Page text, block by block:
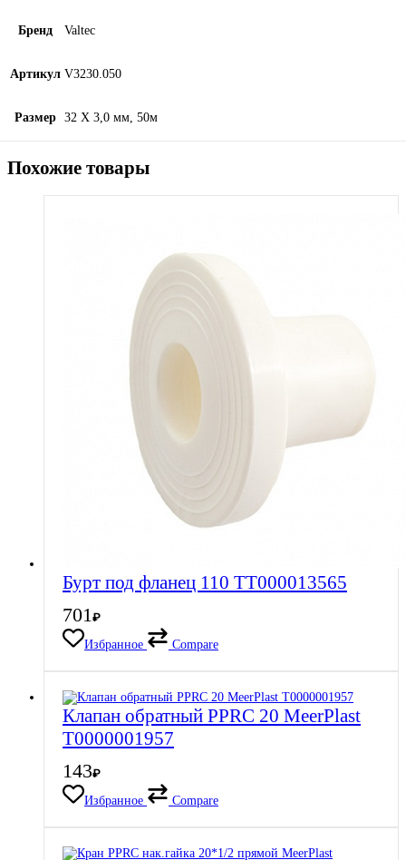
Бренд Valtec
Артикул V3230.050
Размер 32 X 3,0 мм, 50м
Похожие товары
Бурт под фланец 110 ТТ000013565
701₽
Избранное
Compare
Клапан обратный PPRC 20 MeerPlast
Т0000001957
143₽
Избранное
Compare